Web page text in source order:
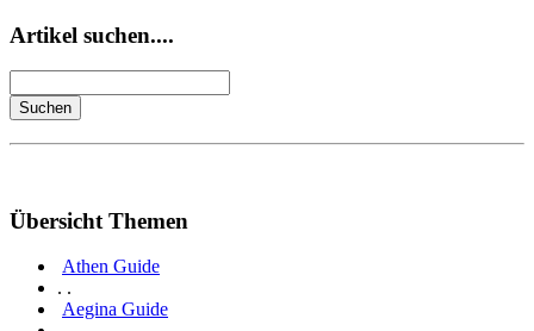
Artikel suchen....
Übersicht Themen
Athen Guide
. .
Aegina Guide